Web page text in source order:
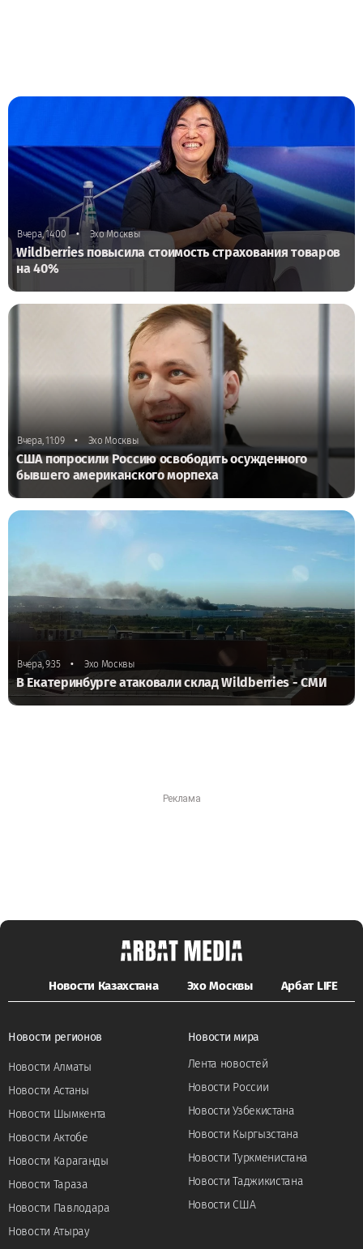
Вчера, 14:00 • Эхо Москвы
Wildberries повысила стоимость страхования товаров
на 40%
Вчера, 11:09 • Эхо Москвы
США попросили Россию освободить осужденного
бывшего американского морпеха
Вчера, 9:35 • Эхо Москвы
В Екатеринбурге атаковали склад Wildberries - СМИ
Новости Казахстана Эхо Москвы Арбат LIFE
Новости регионов
Новости Алматы
Новости Астаны
Новости Шымкента
Новости Актобе
Новости Караганды
Новости Тараза
Новости Павлодара
Новости Атырау
Новости мира
Лента новостей
Новости России
Новости Узбекистана
Новости Кыргызстана
Новости Туркменистана
Новости Таджикистана
Новости США